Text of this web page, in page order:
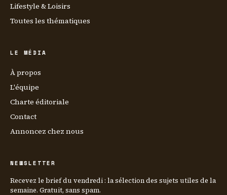
Lifestyle & Loisirs
Toutes les thématiques
LE MÉDIA
À propos
L'équipe
Charte éditoriale
Contact
Annoncez chez nous
NEWSLETTER
Recevez le brief du vendredi : la sélection des sujets utiles de la
semaine. Gratuit, sans spam.